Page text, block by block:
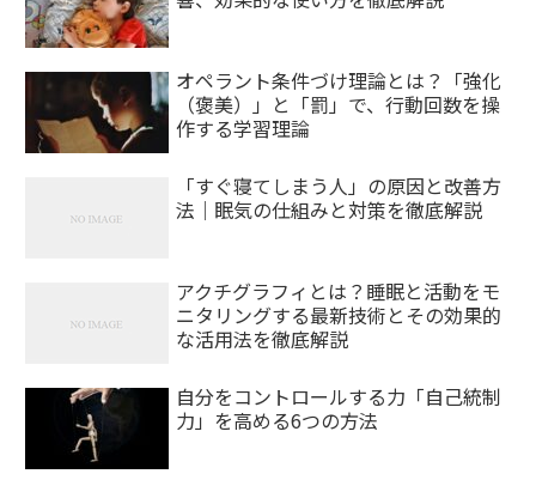
オペラント条件づけ理論とは？「強化
（褒美）」と「罰」で、行動回数を操
作する学習理論
「すぐ寝てしまう人」の原因と改善方
法｜眠気の仕組みと対策を徹底解説
アクチグラフィとは？睡眠と活動をモ
ニタリングする最新技術とその効果的
な活用法を徹底解説
自分をコントロールする力「自己統制
力」を高める6つの方法